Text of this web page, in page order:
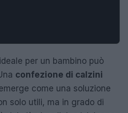
per un bambino può
confezione di calzini
come una soluzione
solo utili, ma in grado di